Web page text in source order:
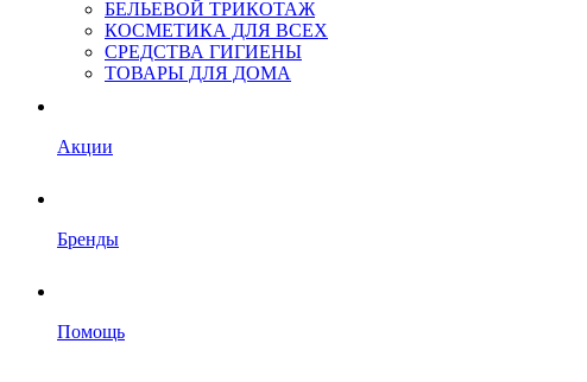
БЕЛЬЕВОЙ ТРИКОТАЖ
КОСМЕТИКА ДЛЯ ВСЕХ
СРЕДСТВА ГИГИЕНЫ
ТОВАРЫ ДЛЯ ДОМА
Акции
Бренды
Помощь